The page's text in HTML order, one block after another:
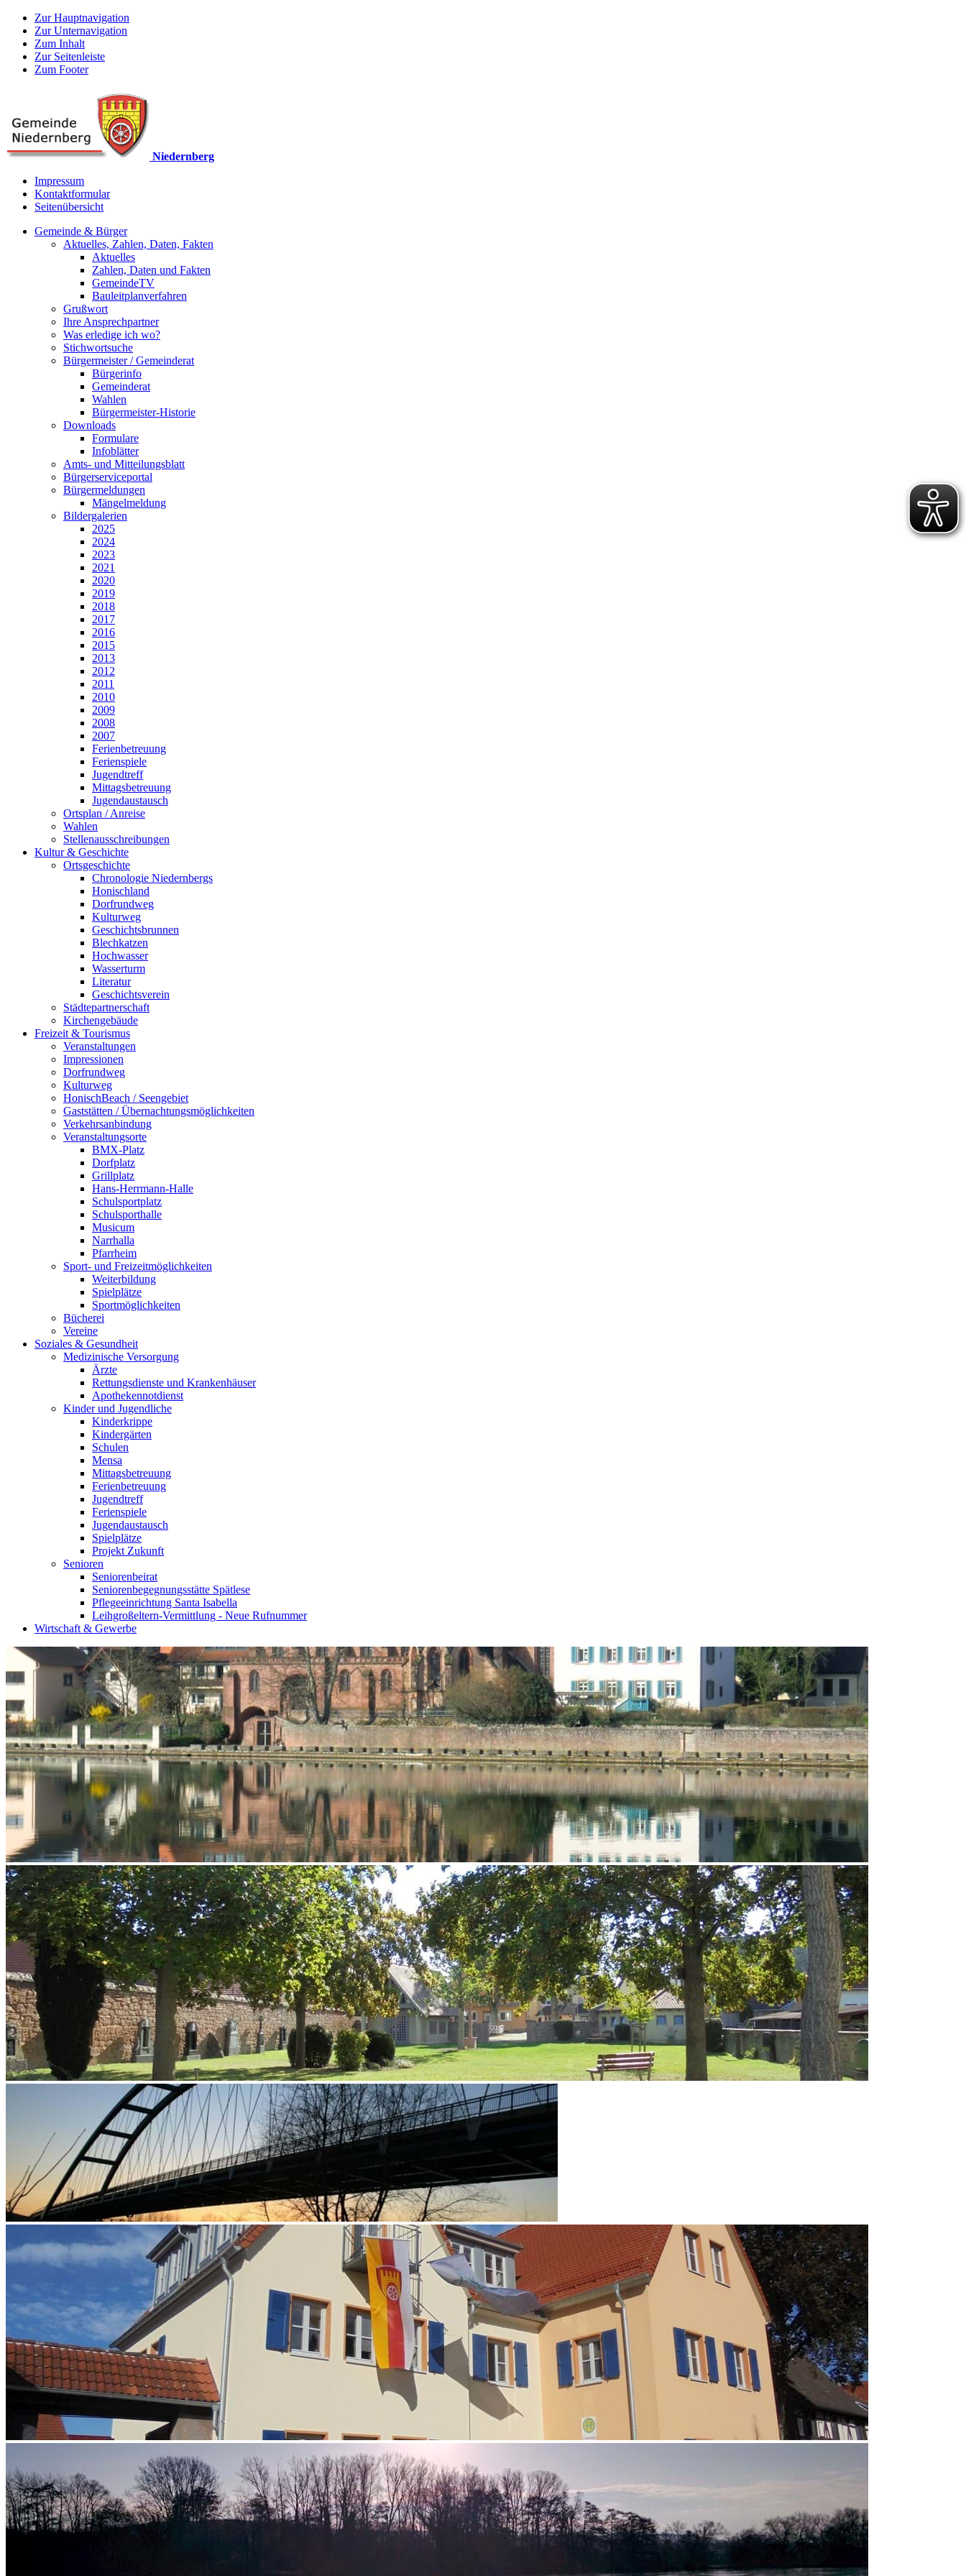
Zur Hauptnavigation
Zur Unternavigation
Zum Inhalt
Zur Seitenleiste
Zum Footer
Niedernberg
Impressum
Kontaktformular
Seitenübersicht
Gemeinde & Bürger
Aktuelles, Zahlen, Daten, Fakten
Aktuelles
Zahlen, Daten und Fakten
GemeindeTV
Bauleitplanverfahren
Grußwort
Ihre Ansprechpartner
Was erledige ich wo?
Stichwortsuche
Bürgermeister / Gemeinderat
Bürgerinfo
Gemeinderat
Wahlen
Bürgermeister-Historie
Downloads
Formulare
Infoblätter
Amts- und Mitteilungsblatt
Bürgerserviceportal
Bürgermeldungen
Mängelmeldung
Bildergalerien
2025
2024
2023
2021
2020
2019
2018
2017
2016
2015
2013
2012
2011
2010
2009
2008
2007
Ferienbetreuung
Ferienspiele
Jugendtreff
Mittagsbetreuung
Jugendaustausch
Ortsplan / Anreise
Wahlen
Stellenausschreibungen
Kultur & Geschichte
Ortsgeschichte
Chronologie Niedernbergs
Honischland
Dorfrundweg
Kulturweg
Geschichtsbrunnen
Blechkatzen
Hochwasser
Wasserturm
Literatur
Geschichtsverein
Städtepartnerschaft
Kirchengebäude
Freizeit & Tourismus
Veranstaltungen
Impressionen
Dorfrundweg
Kulturweg
HonischBeach / Seengebiet
Gaststätten / Übernachtungsmöglichkeiten
Verkehrsanbindung
Veranstaltungsorte
BMX-Platz
Dorfplatz
Grillplatz
Hans-Herrmann-Halle
Schulsportplatz
Schulsporthalle
Musicum
Narrhalla
Pfarrheim
Sport- und Freizeitmöglichkeiten
Weiterbildung
Spielplätze
Sportmöglichkeiten
Bücherei
Vereine
Soziales & Gesundheit
Medizinische Versorgung
Ärzte
Rettungsdienste und Krankenhäuser
Apothekennotdienst
Kinder und Jugendliche
Kinderkrippe
Kindergärten
Schulen
Mensa
Mittagsbetreuung
Ferienbetreuung
Jugendtreff
Ferienspiele
Jugendaustausch
Spielplätze
Projekt Zukunft
Senioren
Seniorenbeirat
Seniorenbegegnungsstätte Spätlese
Pflegeeinrichtung Santa Isabella
Leihgroßeltern-Vermittlung - Neue Rufnummer
Wirtschaft & Gewerbe